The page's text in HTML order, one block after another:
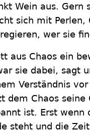
Wein aus. Gern
sich mit Perlen,
wer sie
aus Chaos ein
sie dabei, sagt
Verständnis
dem Chaos
ist. Erst wenn
steht und die